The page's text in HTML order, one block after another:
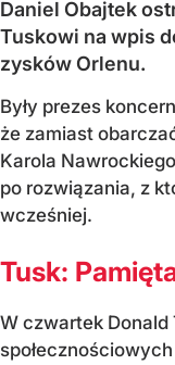
Daniel Obajtek
Tuskowi na wpis
zysków Orlenu.
Były prezes
że zamiast
Karola
po rozwiązania, z
wcześniej.
Tusk:
W czwartek Donald